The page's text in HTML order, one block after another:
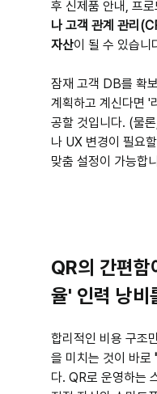
후 신제품 안내, 프
나 고객 관계 관리
자산이 될 수 있습니
잠재 고객 DB를 확
계획하고 계신다면 '
공할 것입니다. (물
나 UX 변경이 필요
맞춤 설정이 가능합
QR의 간편함
율' 인력 낭비
합리적인 비용 구조
을 미치는 것이 바로
다. QR로 운영하는